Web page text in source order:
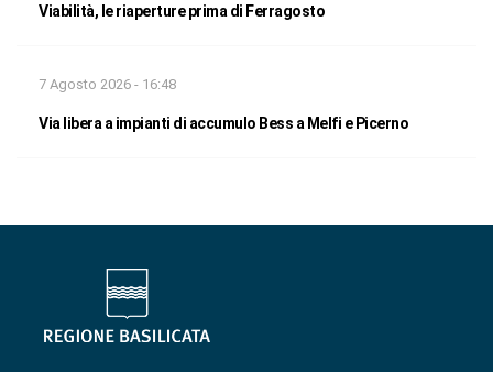
Viabilità, le riaperture prima di Ferragosto
7 Agosto 2026 - 16:48
Via libera a impianti di accumulo Bess a Melfi e Picerno